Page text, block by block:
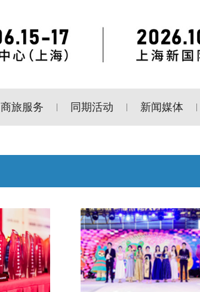
商旅服务 同期活动 新闻媒体